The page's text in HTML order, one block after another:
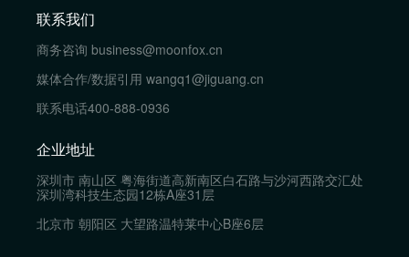
联系我们
商务咨询 business@moonfox.cn
媒体合作/数据引用 wangq1@jiguang.cn
联系电话400-888-0936
企业地址
深圳市 南山区 粤海街道高新南区白石路与沙河西路交汇处
深圳湾科技生态园12栋A座31层
北京市 朝阳区 大望路温特莱中心B座6层